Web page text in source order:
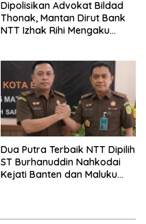
Dipolisikan Advokat Bildad
Thonak, Mantan Dirut Bank
NTT Izhak Rihi Mengaku
Dua Putra Terbaik NTT Dipilih
ST Burhanuddin Nahkodai
Kejati Banten dan Maluku